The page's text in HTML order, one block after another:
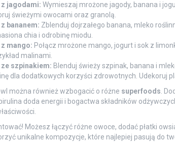
jagodami: Wymieszaj mrożone jagody, banana i
świeżymi owocami oraz granolą.
bananem: Zblenduj dojrzałego banana, mleko
chia i odrobinę miodu.
mango: Połącz mrożone mango, jogurt i sok z
malinami.
szpinakiem: Blenduj świeży szpinak, banana i
dla dodatkowych korzyści zdrowotnych. Udekoruj
można również wzbogacić o różne superfoods.
doda energii i bogactwa składników
Możesz łączyć różne owoce, dodać płatki
unikalne kompozycje, które najlepiej pasują do